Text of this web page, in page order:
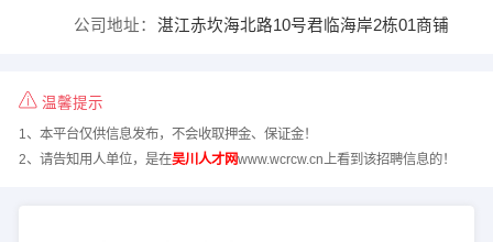
公司地址： 湛江赤坎海北路10号君临海岸2栋01商铺
温馨提示
1、本平台仅供信息发布，不会收取押金、保证金！
2、请告知用人单位，是在吴川人才网www.wcrcw.cn上看到该招聘信息的！